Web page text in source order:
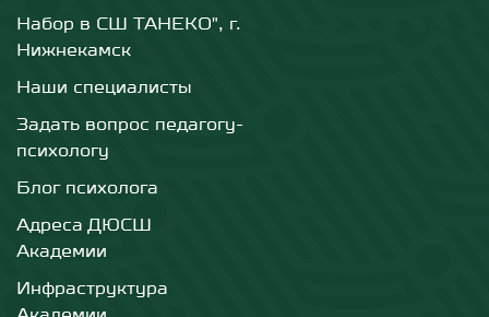
Набор в СШ ТАНЕКО", г.
Нижнекамск
Наши специалисты
Задать вопрос педагогу-
психологу
Блог психолога
Адреса ДЮСШ
Академии
Инфраструктура